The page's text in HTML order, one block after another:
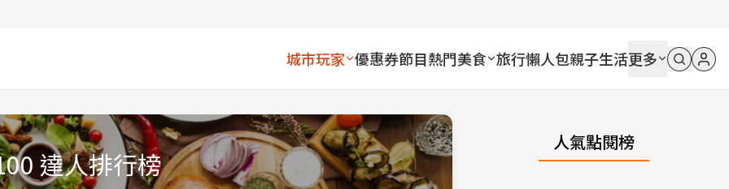
城市玩家 優惠券節目熱門美食 旅行懶人包親子生活更多
達人排行榜
人氣點閱榜